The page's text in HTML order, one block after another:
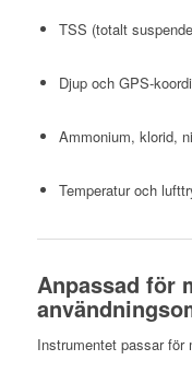
TSS (totalt
Djup och GPS-
Ammonium, klorid,
Temperatur och
Anpassad för
Instrumentet passar för